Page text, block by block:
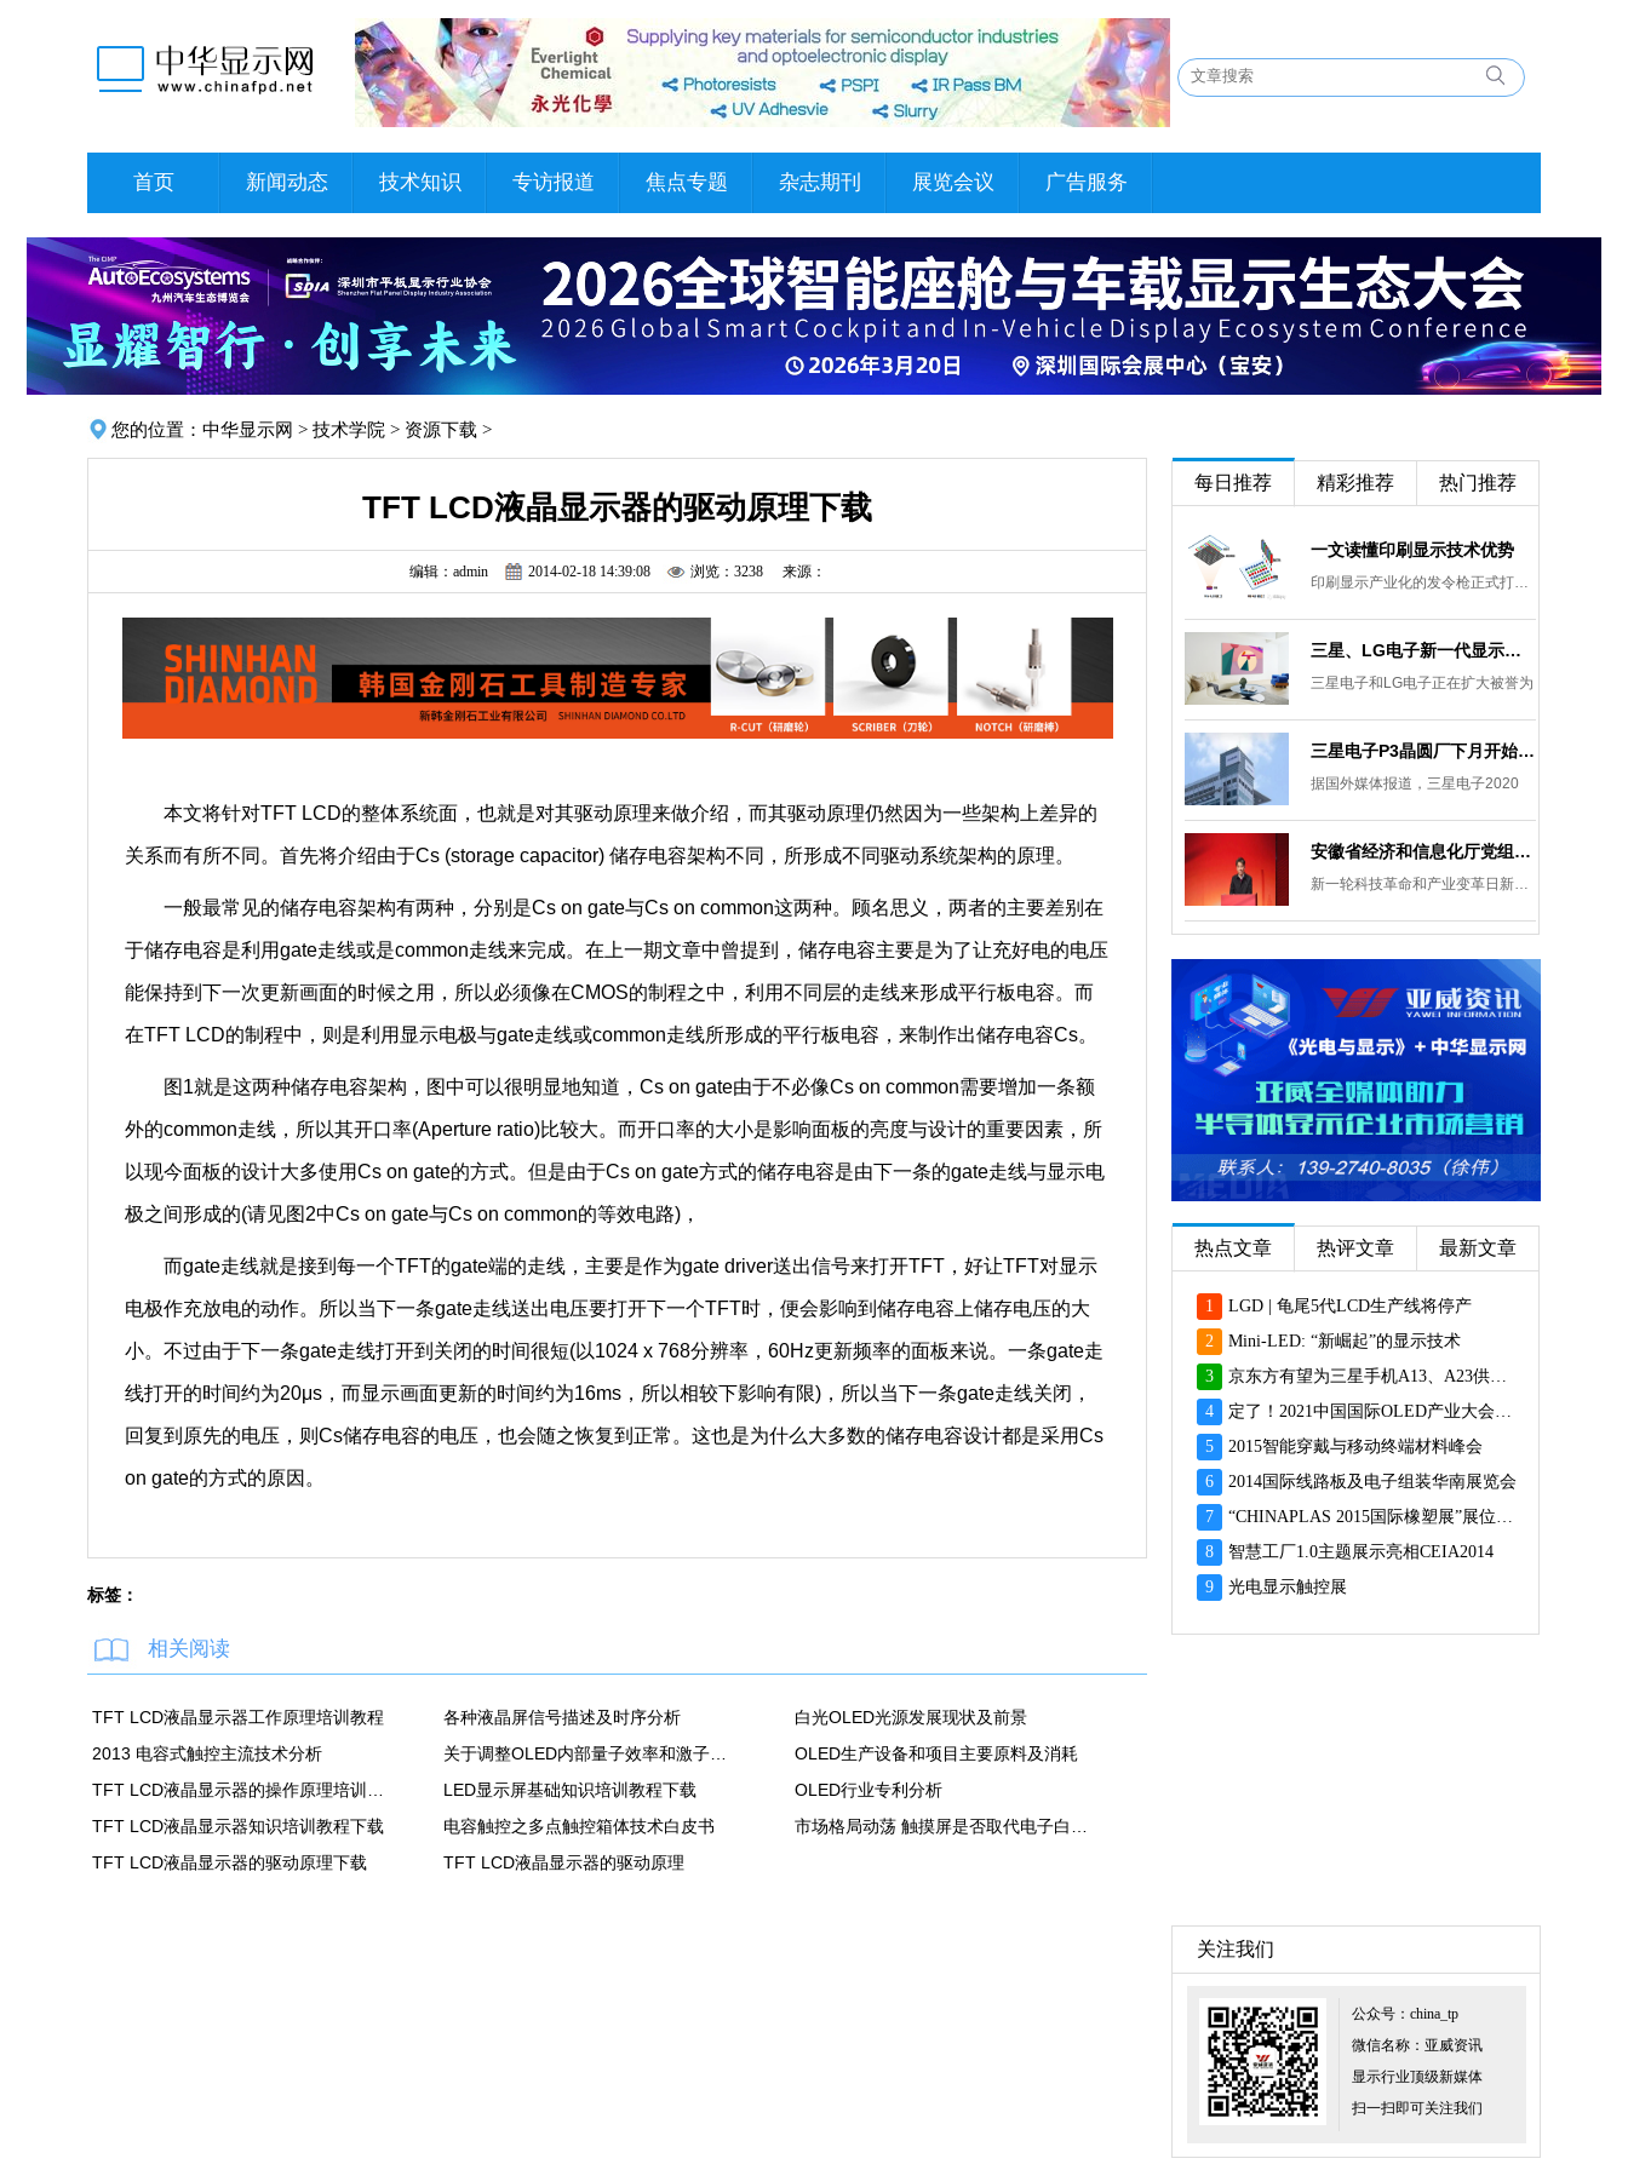
首页 新闻动态 技术知识 专访报道 焦点专题 杂志期刊 展览会议 广告服务
您的位置： 中华显示网 > 技术学院 > 资源下载 >
TFT LCD液晶显示器的驱动原理下载
编辑：admin 2014-02-18 14:39:08 浏览：3238 来源：
本文将针对TFT LCD的整体系统面，也就是对其驱动原理来做介绍，而其驱动原理仍然因为一些架构上差异的
关系而有所不同。首先将介绍由于Cs (storage capacitor) 储存电容架构不同，所形成不同驱动系统架构的原理。
一般最常见的储存电容架构有两种，分别是Cs on gate与Cs on common这两种。顾名思义，两者的主要差别在
于储存电容是利用gate走线或是common走线来完成。在上一期文章中曾提到，储存电容主要是为了让充好电的电压
能保持到下一次更新画面的时候之用，所以必须像在CMOS的制程之中，利用不同层的走线来形成平行板电容。而
在TFT LCD的制程中，则是利用显示电极与gate走线或common走线所形成的平行板电容，来制作出储存电容Cs。
图1就是这两种储存电容架构，图中可以很明显地知道，Cs on gate由于不必像Cs on common需要增加一条额
外的common走线，所以其开口率(Aperture ratio)比较大。而开口率的大小是影响面板的亮度与设计的重要因素，所
以现今面板的设计大多使用Cs on gate的方式。但是由于Cs on gate方式的储存电容是由下一条的gate走线与显示电
极之间形成的(请见图2中Cs on gate与Cs on common的等效电路)，
而gate走线就是接到每一个TFT的gate端的走线，主要是作为gate driver送出信号来打开TFT，好让TFT对显示
电极作充放电的动作。所以当下一条gate走线送出电压要打开下一个TFT时，便会影响到储存电容上储存电压的大
小。不过由于下一条gate走线打开到关闭的时间很短(以1024 x 768分辨率，60Hz更新频率的面板来说。一条gate走
线打开的时间约为20μs，而显示画面更新的时间约为16ms，所以相较下影响有限)，所以当下一条gate走线关闭，
回复到原先的电压，则Cs储存电容的电压，也会随之恢复到正常。这也是为什么大多数的储存电容设计都是采用Cs
on gate的方式的原因。
标签：
相关阅读
TFT LCD液晶显示器工作原理培训教程
2013 电容式触控主流技术分析
TFT LCD液晶显示器知识培训教程下载
TFT LCD液晶显示器的驱动原理下载
各种液晶屏信号描述及时序分析
LED显示屏基础知识培训教程下载
电容触控之多点触控箱体技术白皮书
TFT LCD液晶显示器的驱动原理
白光OLED光源发展现状及前景
OLED生产设备和项目主要原料及消耗
OLED行业专利分析
每日推荐 精彩推荐 热门推荐
一文读懂印刷显示技术优势
印刷显示产业化的发令枪正式打响。
三星、LG电子新一代显示发展目标：集中扩大Micro LED 应用产品线
三星电子和LG电子正在扩大被誉为
三星电子P3晶圆厂下月开始安装设备，计划下半年建成
据国外媒体报道，三星电子2020
安徽省经济和信息化厅党组成员、副厅长柯文斌：掌握显示技术发展主动权 打造新型显示产业制造集群
新一轮科技革命和产业变革日新月异
热点文章 热评文章 最新文章
1
LGD | 龟尾5代LCD生产线将停产
2
Mini-LED: “新崛起”的显示技术
3
京东方有望为三星手机A13、A23供应面板
4
定了！2021中国国际OLED产业大会12月重磅启幕
5
2015智能穿戴与移动终端材料峰会
6
2014国际线路板及电子组装华南展览会
7
“CHINAPLAS 2015国际橡塑展”展位预订火爆 彰显橡塑业乐观前景
8
智慧工厂1.0主题展示亮相CEIA2014
9
光电显示触控展
关注我们
公众号：china_tp
微信名称：亚威资讯
显示行业顶级新媒体
扫一扫即可关注我们